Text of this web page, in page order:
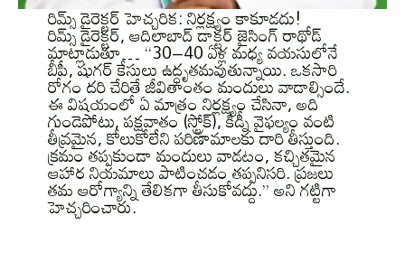
రిమ్స్ డైరెక్టర్ హెచ్చరిక: నిర్లక్ష్యం కాకూడదు!
రిమ్స్ డైరెక్టర్, ఆదిలాబాద్ డాక్టర్ జైసింగ్ రాథోడ్
మాట్లాడుతూ… “30–40 ఏళ్ల మధ్య వయసులోనే
బీపీ, షుగర్ కేసులు ఉద్ధృతమవుతున్నాయి. ఒకసారి
రోగం దరి చేరితే జీవితాంతం మందులు వాడాల్సిందే.
ఈ విషయంలో ఏ మాత్రం నిర్లక్ష్యం చేసినా, అది
గుండెపోటు, పక్షవాతం (స్ట్రోక్), కిడ్నీ వైఫల్యం వంటి
తీవ్రమైన, కోలుకోలేని పరిణామాలకు దారి తీస్తుంది.
క్రమం తప్పకుండా మందులు వాడటం, కచ్చితమైన
ఆహార నియమాలు పాటించడం తప్పనిసరి. ప్రజలు
తమ ఆరోగ్యాన్ని తేలికగా తీసుకోవద్దు.” అని గట్టిగా
హెచ్చరించారు.